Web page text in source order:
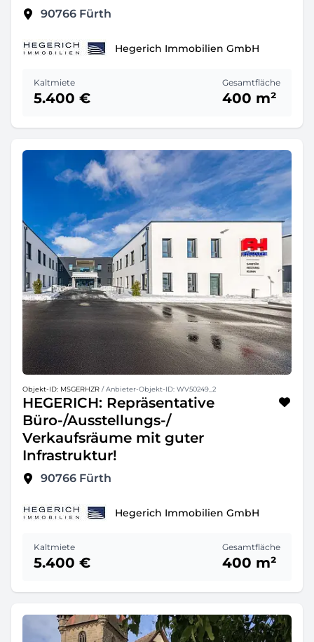
90766 Fürth
Hegerich Immobilien GmbH
Kaltmiete
5.400 €
Gesamtfläche
400 m²
Objekt-ID: MSGERHZR / Anbieter-Objekt-ID: WV50249_2
HEGERICH: Repräsentative
Büro-/Ausstellungs-/
Verkaufsräume mit guter
Infrastruktur!
90766 Fürth
Hegerich Immobilien GmbH
Kaltmiete
5.400 €
Gesamtfläche
400 m²